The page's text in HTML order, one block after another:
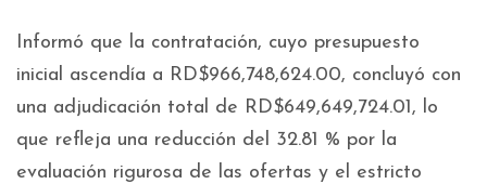
Informó que la contratación, cuyo presupuesto
inicial ascendía a RD$966,748,624.00, concluyó con
una adjudicación total de RD$649,649,724.01, lo
que refleja una reducción del 32.81 % por la
evaluación rigurosa de las ofertas y el estricto